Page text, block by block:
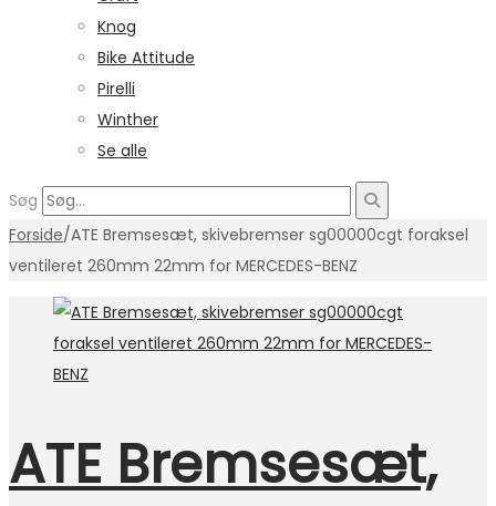
Knog
Bike Attitude
Pirelli
Winther
Se alle
Søg
Forside/ATE Bremsesæt, skivebremser sg00000cgt foraksel
ventileret 260mm 22mm for MERCEDES-BENZ
ATE Bremsesæt,